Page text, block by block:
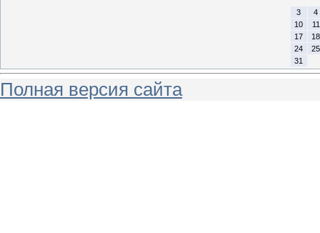
3
4
10
11
17
18
24
25
31
Полная версия сайта